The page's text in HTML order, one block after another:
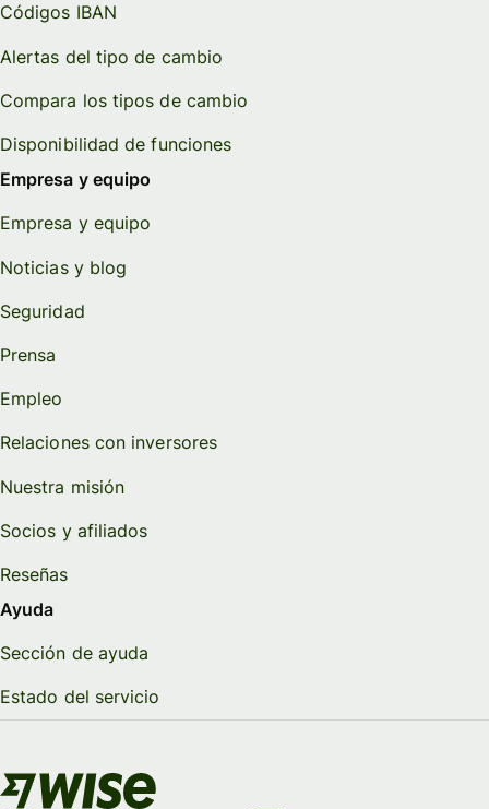
Códigos IBAN
Alertas del tipo de cambio
Compara los tipos de cambio
Disponibilidad de funciones
Empresa y equipo
Empresa y equipo
Noticias y blog
Seguridad
Prensa
Empleo
Relaciones con inversores
Nuestra misión
Socios y afiliados
Reseñas
Ayuda
Sección de ayuda
Estado del servicio